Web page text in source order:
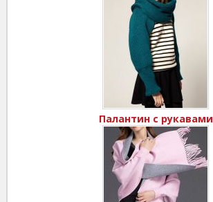
Палантин с рукавами